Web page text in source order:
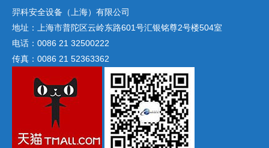
羿科安全设备（上海）有限公司
地址：上海市普陀区云岭东路601号汇银铭尊2号楼504室
电话：0086 21 32500222
传真：0086 21 52363362